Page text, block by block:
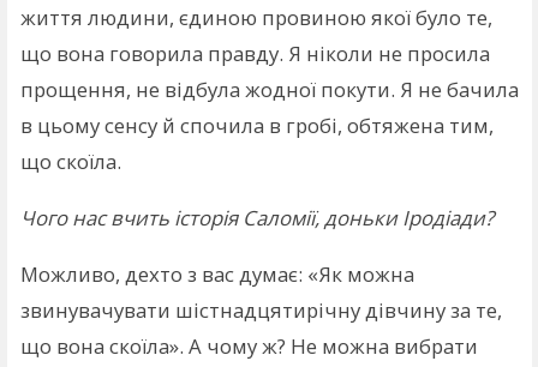
життя людини, єдиною провиною якої було те,
що вона говорила правду. Я ніколи не просила
прощення, не відбула жодної покути. Я не бачила
в цьому сенсу й спочила в гробі, обтяжена тим,
що скоїла.
Чого нас вчить історія Саломії, доньки Іродіади?
Можливо, дехто з вас думає: «Як можна
звинувачувати шістнадцятирічну дівчину за те,
що вона скоїла». А чому ж? Не можна вибрати